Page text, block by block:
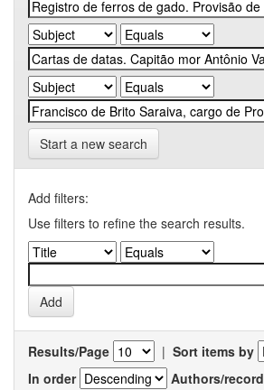
Start a new search
Add filters:
Use filters to refine the search results.
Results/Page | Sort items by
In order
Authors/record